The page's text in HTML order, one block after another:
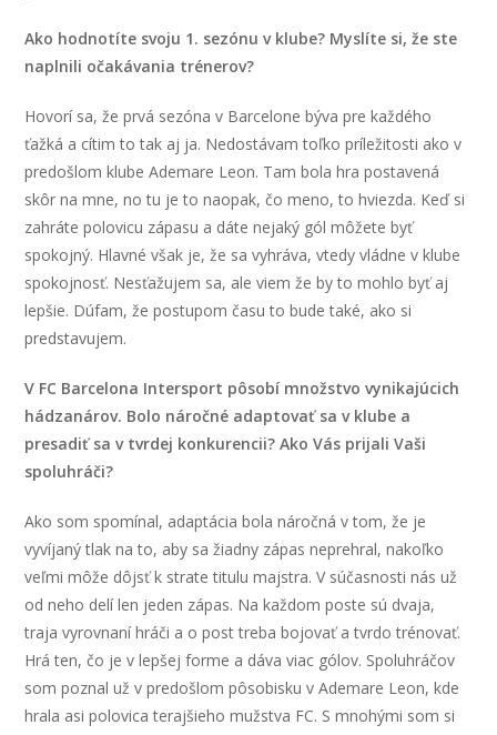
Ako hodnotíte svoju 1. sezónu v klube? Myslíte si, že ste
naplnili očakávania trénerov?
Hovorí sa, že prvá sezóna v Barcelone býva pre každého
ťažká a cítim to tak aj ja. Nedostávam toľko príležitosti ako v
predošlom klube Ademare Leon. Tam bola hra postavená
skôr na mne, no tu je to naopak, čo meno, to hviezda. Keď si
zahráte polovicu zápasu a dáte nejaký gól môžete byť
spokojný. Hlavné však je, že sa vyhráva, vtedy vládne v klube
spokojnosť. Nesťažujem sa, ale viem že by to mohlo byť aj
lepšie. Dúfam, že postupom času to bude také, ako si
predstavujem.
V FC Barcelona Intersport pôsobí množstvo vynikajúcich
hádzanárov. Bolo náročné adaptovať sa v klube a
presadiť sa v tvrdej konkurencii? Ako Vás prijali Vaši
spoluhráči?
Ako som spomínal, adaptácia bola náročná v tom, že je
vyvíjaný tlak na to, aby sa žiadny zápas neprehral, nakoľko
veľmi môže dôjsť k strate titulu majstra. V súčasnosti nás už
od neho delí len jeden zápas. Na každom poste sú dvaja,
traja vyrovnaní hráči a o post treba bojovať a tvrdo trénovať.
Hrá ten, čo je v lepšej forme a dáva viac gólov. Spoluhráčov
som poznal už v predošlom pôsobisku v Ademare Leon, kde
hrala asi polovica terajšieho mužstva FC. S mnohými som si